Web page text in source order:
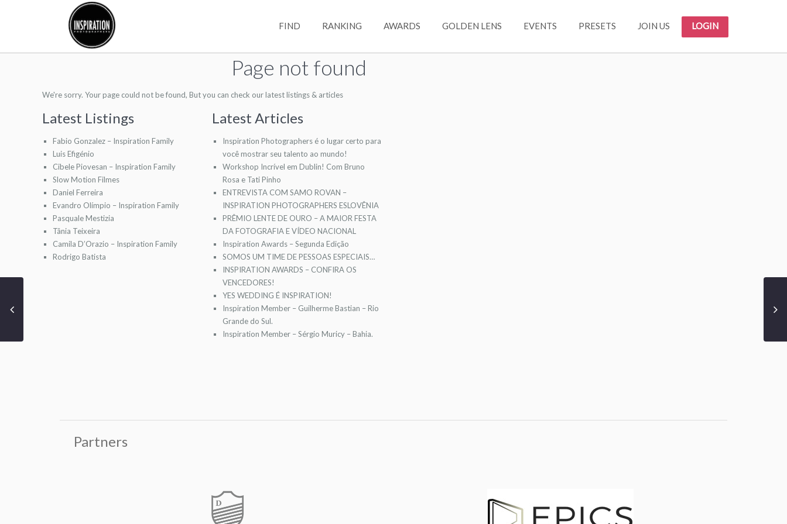
FIND RANKING AWARDS GOLDEN LENS EVENTS PRESETS JOIN US LOGIN
Page not found
We're sorry. Your page could not be found, But you can check our latest listings & articles
Latest Listings
Fabio Gonzalez – Inspiration Family
Luis Efigénio
Cibele Piovesan – Inspiration Family
Slow Motion Filmes
Daniel Ferreira
Evandro Olímpio – Inspiration Family
Pasquale Mestizia
Tânia Teixeira
Camila D’Orazio – Inspiration Family
Rodrigo Batista
Latest Articles
Inspiration Photographers é o lugar certo para
você mostrar seu talento ao mundo!
Workshop Incrível em Dublin! Com Bruno
Rosa e Tati Pinho
ENTREVISTA COM SAMO ROVAN –
INSPIRATION PHOTOGRAPHERS ESLOVÊNIA
PRÊMIO LENTE DE OURO – A MAIOR FESTA
DA FOTOGRAFIA E VÍDEO NACIONAL
Inspiration Awards – Segunda Edição
SOMOS UM TIME DE PESSOAS ESPECIAIS…
INSPIRATION AWARDS – CONFIRA OS
VENCEDORES!
YES WEDDING É INSPIRATION!
Inspiration Member – Guilherme Bastian – Rio
Grande do Sul.
Inspiration Member – Sérgio Muricy – Bahia.